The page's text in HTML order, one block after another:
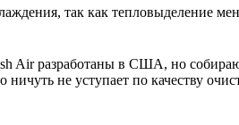
так как тепловыделение
Air разработаны в США, но
не уступает по качеству